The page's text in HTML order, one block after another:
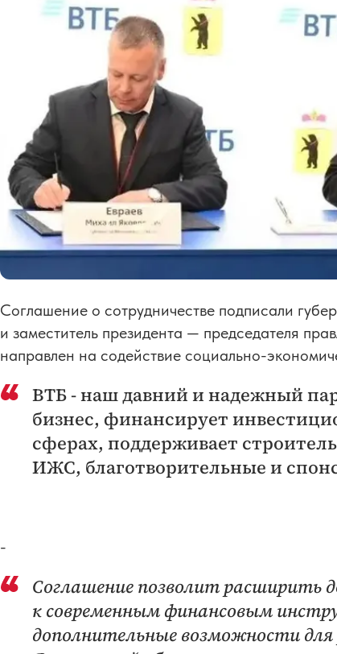
Соглашение о сотрудничестве подписали
и заместитель президента — председателя
направлен на содействие социально-
ВТБ - наш давний и надежный
бизнес, финансирует
сферах, поддерживает
ИЖС, благотворительные и
-
Соглашение позволит расширить
к современным финансовым
дополнительные возможности